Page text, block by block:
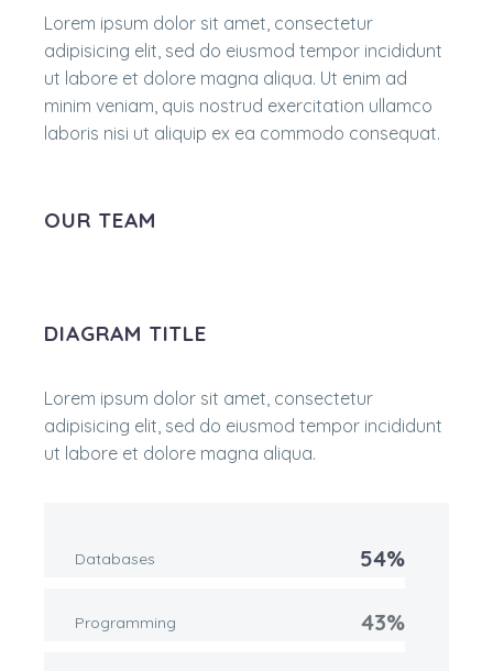
Lorem ipsum dolor sit amet, consectetur
adipisicing elit, sed do eiusmod tempor incididunt
ut labore et dolore magna aliqua. Ut enim ad
minim veniam, quis nostrud exercitation ullamco
laboris nisi ut aliquip ex ea commodo consequat.
OUR TEAM
DIAGRAM TITLE
Lorem ipsum dolor sit amet, consectetur
adipisicing elit, sed do eiusmod tempor incididunt
ut labore et dolore magna aliqua.
Databases 54%
Programming 43%